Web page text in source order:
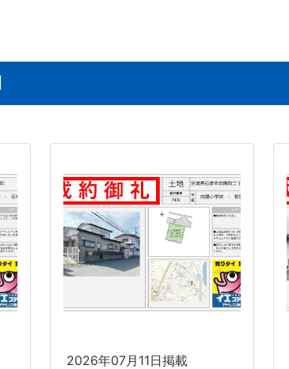
2026年07月11日掲載